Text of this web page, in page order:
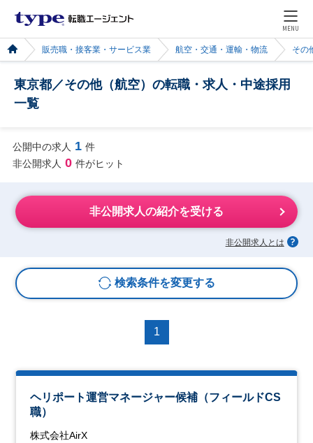
MENU
販売職・接客業・サービス業 航空・交通・運輸・物流 その
東京都／その他（航空）の転職・求人・中途採用
一覧
公開中の求人 1 件
非公開求人 0 件がヒット
非公開求人の紹介を受ける
非公開求人とは
検索条件を変更する
1
ヘリポート運営マネージャー候補（フィールドCS
職）
株式会社AirX